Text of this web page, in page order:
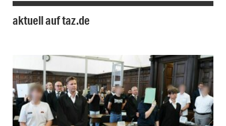
aktuell auf taz.de